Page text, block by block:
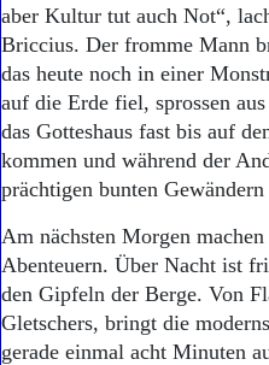
aber Kultur tut auch Not“,
Briccius. Der fromme Mann
das heute noch in einer
auf die Erde fiel, sprossen
das Gotteshaus fast bis auf
kommen und während der
prächtigen bunten Gewändern
Am nächsten Morgen
Abenteuern. Über Nacht ist
den Gipfeln der Berge. Von
Gletschers, bringt die
gerade einmal acht Minuten